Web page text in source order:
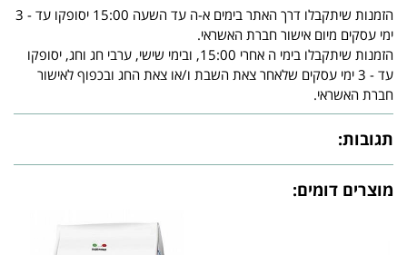
הזמנות שיתקבלו דרך האתר בימים א-ה עד השעה 15:00 יסופקו עד - 3
ימי עסקים מיום אישור חברת האשראי.
הזמנות שיתקבלו בימי ה אחרי 15:00, ובימי שישי, ערבי חג וחג, יסופקו
עד - 3 ימי עסקים שלאחר צאת השבת ו/או צאת החג ובכפוף לאישור
חברת האשראי.
תגובות:
מוצרים דומים: